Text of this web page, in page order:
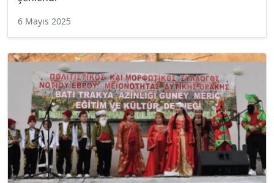
6 Mayıs 2025